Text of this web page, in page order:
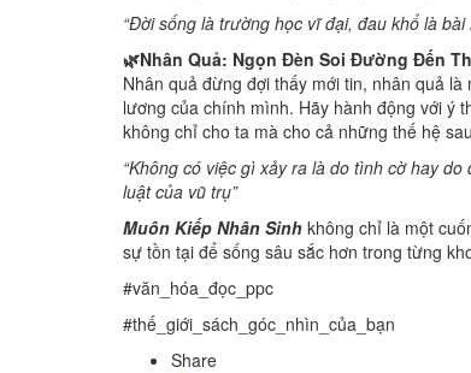
“Đời sống là trường học vĩ đại, đau khổ là
🌿Nhân Quả: Ngọn Đèn Soi Đường Đến
Nhân quả đừng đợi thấy mới tin, nhân quả
lương của chính mình. Hãy hành động với ý
không chỉ cho ta mà cho cả những thế hệ
“Không có việc gì xảy ra là do tình cờ hay
luật của vũ trụ”
Muôn Kiếp Nhân Sinh không chỉ là một
sự tồn tại để sống sâu sắc hơn trong từng
#văn_hóa_đọc_ppc
#thế_giới_sách_góc_nhìn_của_bạn
Share